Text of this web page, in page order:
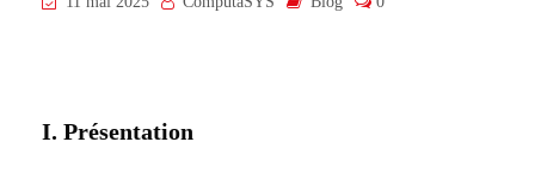
I. Présentation